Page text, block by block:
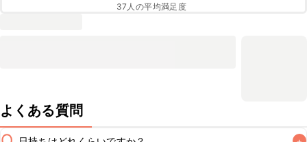
37 人の平均満足度
よくある質問